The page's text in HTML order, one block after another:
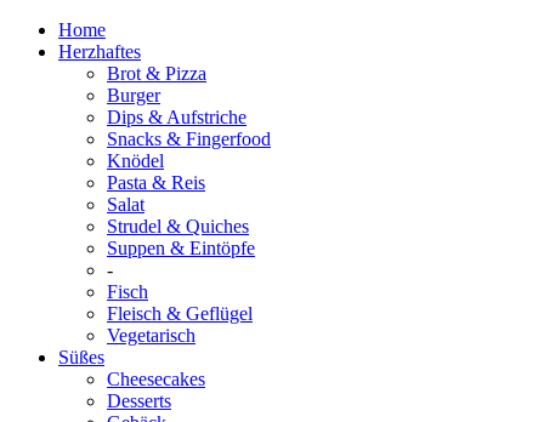
Home
Herzhaftes
Brot & Pizza
Burger
Dips & Aufstriche
Snacks & Fingerfood
Knödel
Pasta & Reis
Salat
Strudel & Quiches
Suppen & Eintöpfe
-
Fisch
Fleisch & Geflügel
Vegetarisch
Süßes
Cheesecakes
Desserts